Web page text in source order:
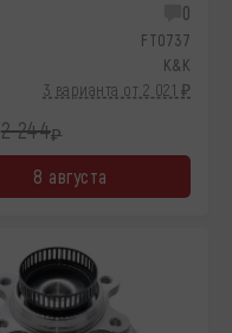
0
FT0737
K&K
3 варианта от 2 021 ₽
2 244₽
8 августа